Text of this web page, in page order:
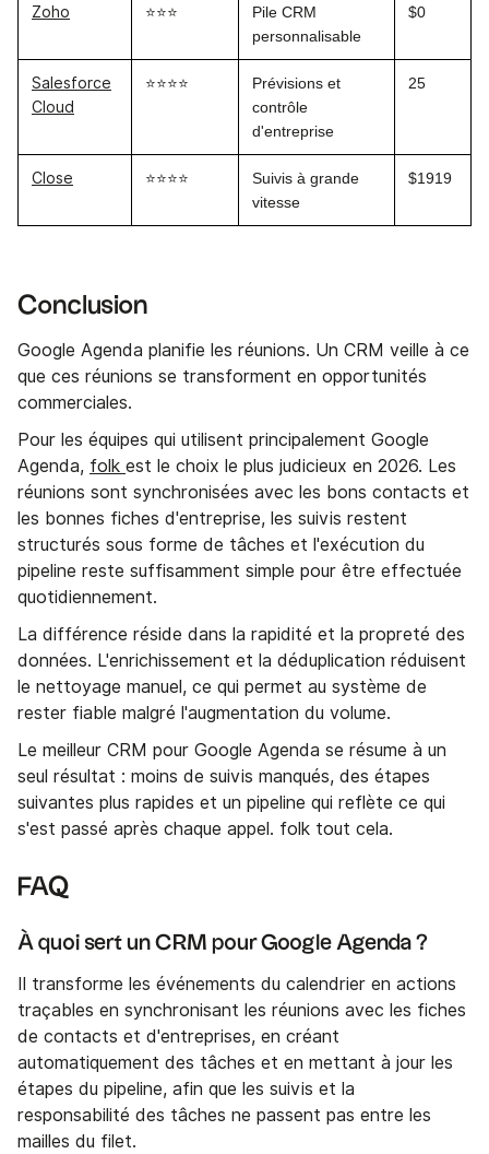
Zoho ⭐⭐⭐
Pile CRM
personnalisable
$0
Salesforce
Cloud
⭐⭐⭐⭐
Prévisions et
contrôle
d'entreprise
25
Close ⭐⭐⭐⭐
Suivis à grande
vitesse
$1919
Conclusion
Google Agenda planifie les réunions. Un CRM veille à ce
que ces réunions se transforment en opportunités
commerciales.
Pour les équipes qui utilisent principalement Google
Agenda, folk est le choix le plus judicieux en 2026. Les
réunions sont synchronisées avec les bons contacts et
les bonnes fiches d'entreprise, les suivis restent
structurés sous forme de tâches et l'exécution du
pipeline reste suffisamment simple pour être effectuée
quotidiennement.
La différence réside dans la rapidité et la propreté des
données. L'enrichissement et la déduplication réduisent
le nettoyage manuel, ce qui permet au système de
rester fiable malgré l'augmentation du volume.
Le meilleur CRM pour Google Agenda se résume à un
seul résultat : moins de suivis manqués, des étapes
suivantes plus rapides et un pipeline qui reflète ce qui
s'est passé après chaque appel. folk tout cela.
FAQ
À quoi sert un CRM pour Google Agenda ?
Il transforme les événements du calendrier en actions
traçables en synchronisant les réunions avec les fiches
de contacts et d'entreprises, en créant
automatiquement des tâches et en mettant à jour les
étapes du pipeline, afin que les suivis et la
responsabilité des tâches ne passent pas entre les
mailles du filet.